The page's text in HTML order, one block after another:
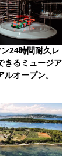
24時間耐久レ
きるミュージア
オープン。